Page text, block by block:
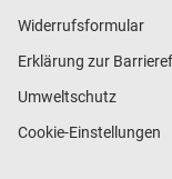
Widerrufsformular
Erklärung zur
Umweltschutz
Cookie-Einstellungen